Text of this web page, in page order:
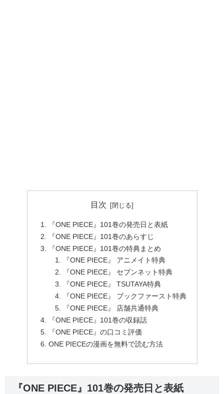
目次
『ONE PIECE』101巻の発売日と表紙
『ONE PIECE』101巻のあらすじ
『ONE PIECE』101巻の特典まとめ
『ONE PIECE』 アニメイト特典
『ONE PIECE』 セブンネット特典
『ONE PIECE』 TSUTAYA特典
『ONE PIECE』 ブックファースト特典
『ONE PIECE』 店舗共通特典
『ONE PIECE』101巻の収録話
『ONE PIECE』の口コミ評価
ONE PIECEの漫画を無料で読む方法
『ONE PIECE』101巻の発売日と表紙